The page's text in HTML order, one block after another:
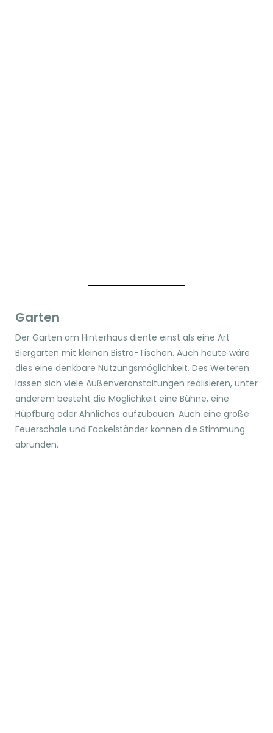
Garten
Der Garten am Hinterhaus diente einst als eine Art
Biergarten mit kleinen Bistro-Tischen. Auch heute wäre
dies eine denkbare Nutzungsmöglichkeit. Des Weiteren
lassen sich viele Außenveranstaltungen realisieren, unter
anderem besteht die Möglichkeit eine Bühne, eine
Hüpfburg oder Ähnliches aufzubauen. Auch eine große
Feuerschale und Fackelständer können die Stimmung
abrunden.